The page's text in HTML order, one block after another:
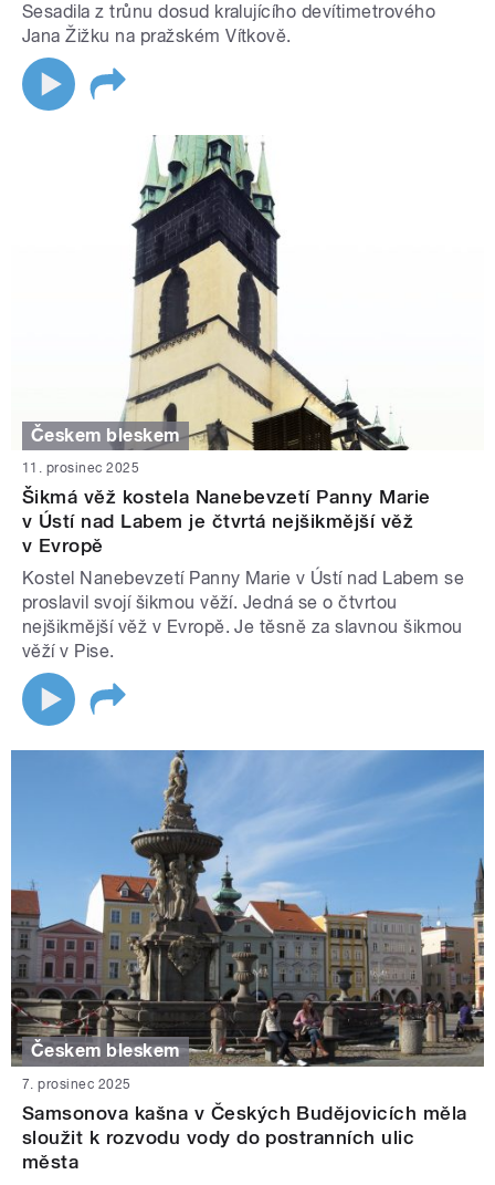
Sesadila z trůnu dosud kralujícího devítimetrového
Jana Žižku na pražském Vítkově.
Českem bleskem
11. prosinec 2025
Šikmá věž kostela Nanebevzetí Panny Marie
v Ústí nad Labem je čtvrtá nejšikmější věž
v Evropě
Kostel Nanebevzetí Panny Marie v Ústí nad Labem se
proslavil svojí šikmou věží. Jedná se o čtvrtou
nejšikmější věž v Evropě. Je těsně za slavnou šikmou
věží v Pise.
Českem bleskem
7. prosinec 2025
Samsonova kašna v Českých Budějovicích měla
sloužit k rozvodu vody do postranních ulic
města